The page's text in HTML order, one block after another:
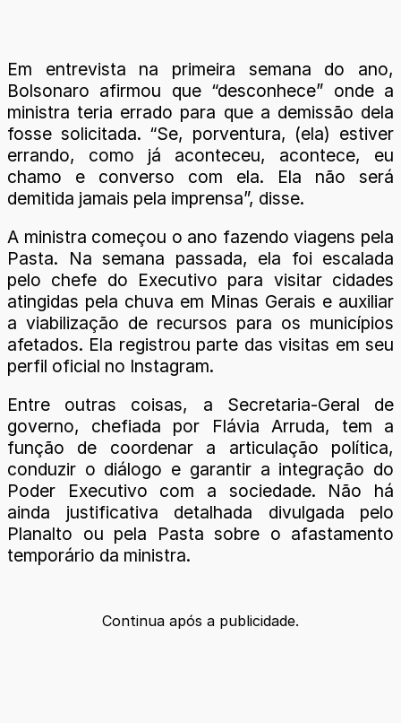
Em entrevista na primeira semana do ano,
Bolsonaro afirmou que “desconhece” onde a
ministra teria errado para que a demissão dela
fosse solicitada. “Se, porventura, (ela) estiver
errando, como já aconteceu, acontece, eu
chamo e converso com ela. Ela não será
demitida jamais pela imprensa”, disse.
A ministra começou o ano fazendo viagens pela
Pasta. Na semana passada, ela foi escalada
pelo chefe do Executivo para visitar cidades
atingidas pela chuva em Minas Gerais e auxiliar
a viabilização de recursos para os municípios
afetados. Ela registrou parte das visitas em seu
perfil oficial no Instagram.
Entre outras coisas, a Secretaria-Geral de
governo, chefiada por Flávia Arruda, tem a
função de coordenar a articulação política,
conduzir o diálogo e garantir a integração do
Poder Executivo com a sociedade. Não há
ainda justificativa detalhada divulgada pelo
Planalto ou pela Pasta sobre o afastamento
temporário da ministra.
Continua após a publicidade.